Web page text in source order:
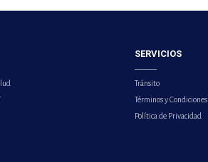
SERVICIOS
Tránsito
Términos y Condiciones
Política de Privacidad